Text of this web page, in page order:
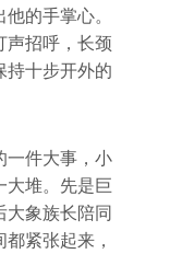
的手掌心。
声招呼，长颈
持十步开外的
一件大事，小
大堆。先是巨
大象族长陪同
紧张起来，